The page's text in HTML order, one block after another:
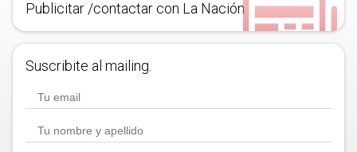
Publicitar /contactar con La Nación
Suscribite al mailing.